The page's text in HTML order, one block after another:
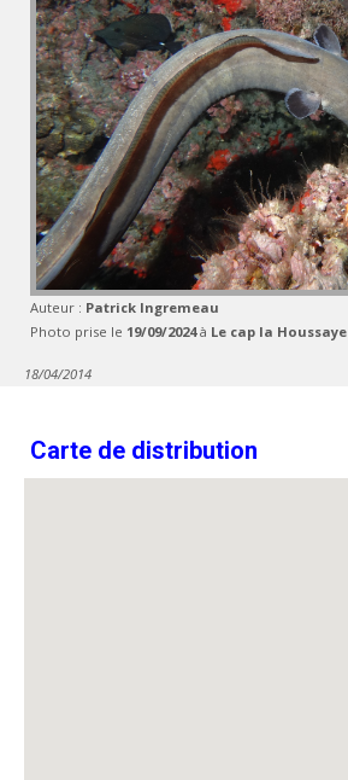
Auteur : Patrick Ingremeau
Photo prise le 19/09/2024à Le cap la Houssaye
18/04/2014
Carte de distribution